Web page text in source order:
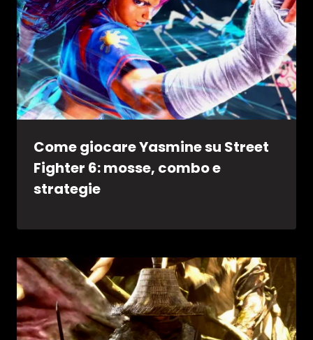
Come giocare Yasmine su Street
Fighter 6: mosse, combo e
strategie